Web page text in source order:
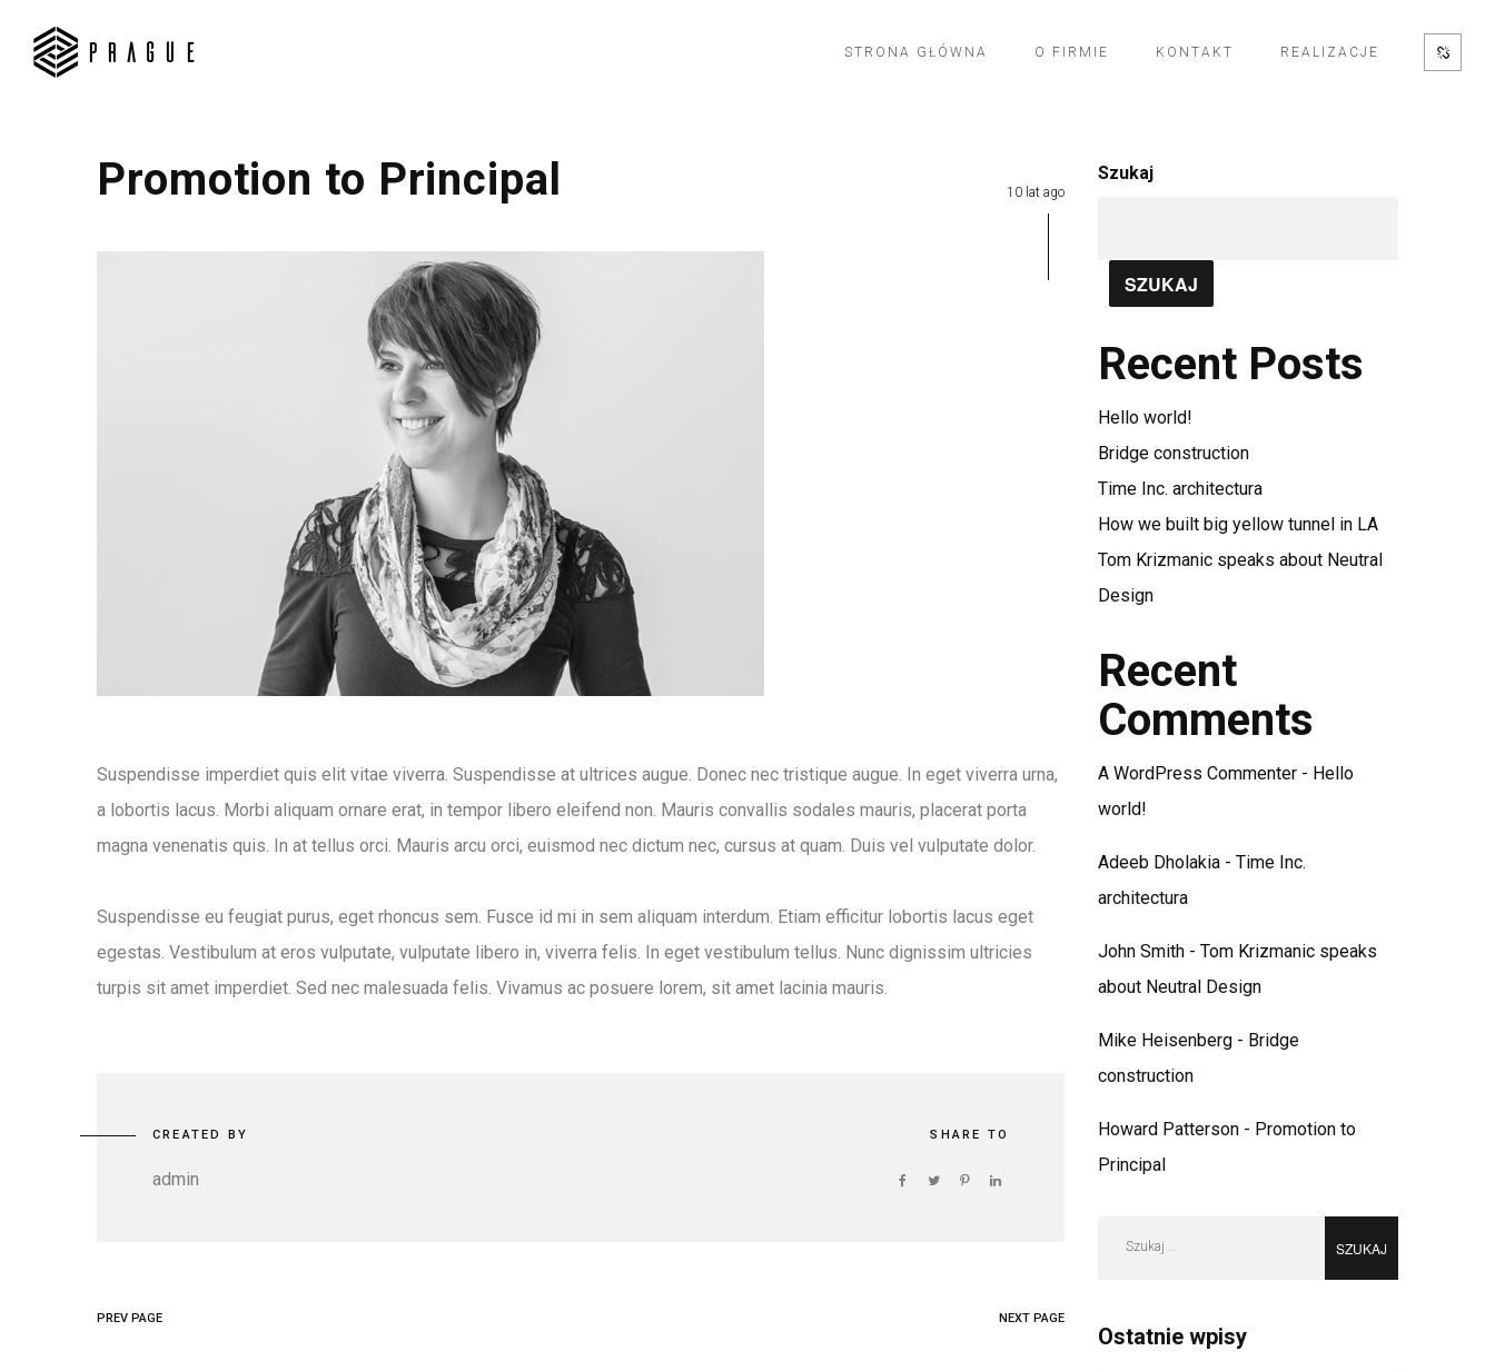
STRONA GŁÓWNA O FIRMIE KONTAKT REALIZACJE
Promotion to Principal 10 lat ago
Suspendisse imperdiet quis elit vitae viverra. Suspendisse at ultrices augue. Donec nec tristique augue. In eget viverra urna,
a lobortis lacus. Morbi aliquam ornare erat, in tempor libero eleifend non. Mauris convallis sodales mauris, placerat porta
magna venenatis quis. In at tellus orci. Mauris arcu orci, euismod nec dictum nec, cursus at quam. Duis vel vulputate dolor.
Suspendisse eu feugiat purus, eget rhoncus sem. Fusce id mi in sem aliquam interdum. Etiam efficitur lobortis lacus eget
egestas. Vestibulum at eros vulputate, vulputate libero in, viverra felis. In eget vestibulum tellus. Nunc dignissim ultricies
turpis sit amet imperdiet. Sed nec malesuada felis. Vivamus ac posuere lorem, sit amet lacinia mauris.
CREATED BY
admin
SHARE TO
PREV PAGE NEXT PAGE
Szukaj
SZUKAJ
Recent Posts
Hello world!
Bridge construction
Time Inc. architectura
How we built big yellow tunnel in LA
Tom Krizmanic speaks about Neutral
Design
Recent
Comments
A WordPress Commenter - Hello
world!
Adeeb Dholakia - Time Inc.
architectura
John Smith - Tom Krizmanic speaks
about Neutral Design
Mike Heisenberg - Bridge
construction
Howard Patterson - Promotion to
Principal
Ostatnie wpisy